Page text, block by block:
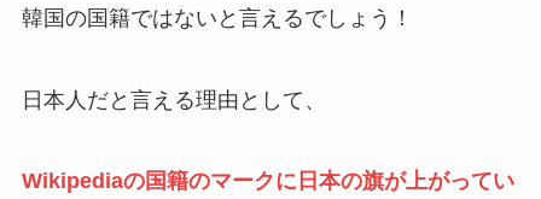
韓国の国籍ではないと言えるでしょう！
日本人だと言える理由として、
Wikipediaの国籍のマークに日本の旗が上がってい